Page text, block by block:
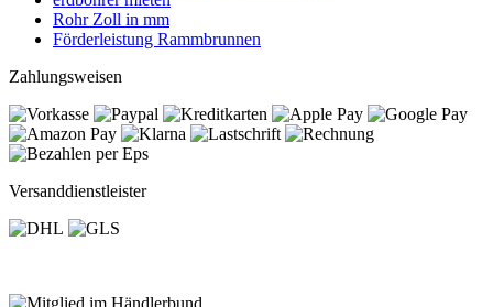
Rohr Zoll in mm
Förderleistung Rammbrunnen
Zahlungsweisen
Versanddienstleister